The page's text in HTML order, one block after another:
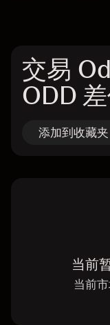
交易
ODD
添加到收藏夹
当前
当前